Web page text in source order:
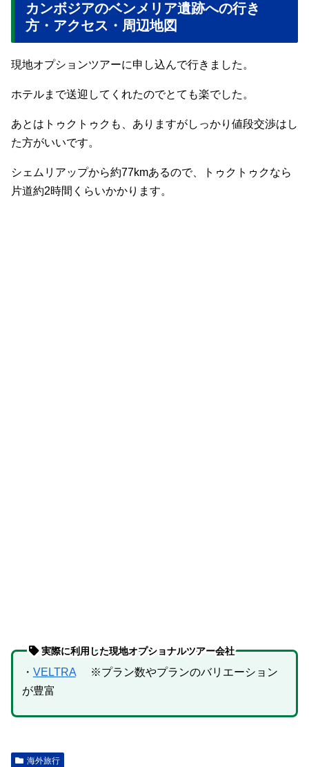
カンボジアのベンメリア遺跡への行き
方・アクセス・周辺地図
現地オプションツアーに申し込んで行きました。
ホテルまで送迎してくれたのでとても楽でした。
あとはトゥクトゥクも、ありますがしっかり値段交渉はし
た方がいいです。
シェムリアップから約77kmあるので、トゥクトゥクなら
片道約2時間くらいかかります。
実際に利用した現地オプショナルツアー会社
・ VELTRA
※プラン数やプランのバリエーション
が豊富
海外旅行